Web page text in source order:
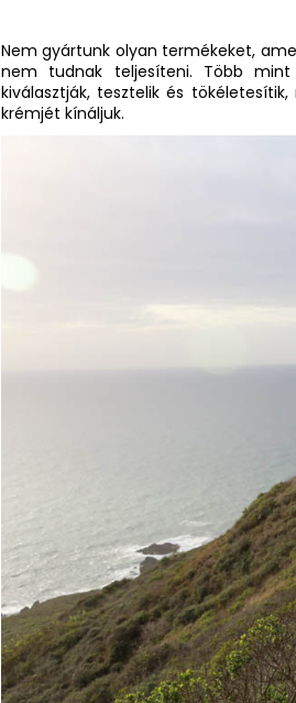
Nem gyártunk olyan termékeket,
nem tudnak teljesíteni. Több mint
kiválasztják, tesztelik és
krémjét kínáljuk.